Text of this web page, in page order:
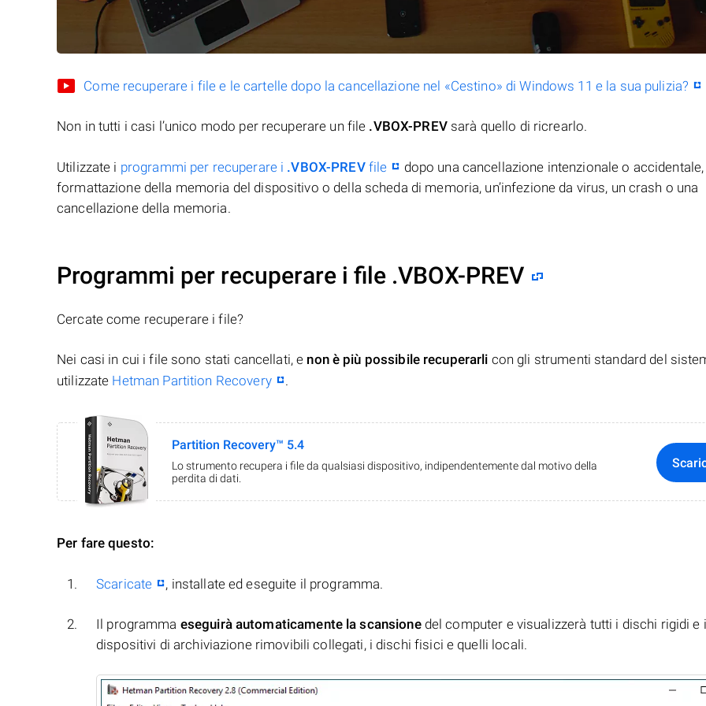
Come recuperare i file e le cartelle dopo la cancellazione nel «Cestino» di Windows 11 e la sua pulizia?
Non in tutti i casi l’unico modo per recuperare un file .VBOX-PREVsarà quello di ricrearlo.
Utilizzate i programmi per recuperare i .VBOX-PREVfile
dopo una cancellazione intenzionale o
formattazione della memoria del dispositivo o della scheda di memoria, un’infezione da virus, un crash o una
cancellazione della memoria.
Programmi per recuperare i file .VBOX-PREV
Cercate come recuperare i file?
Nei casi in cui i file sono stati cancellati, e non è più possibile recuperarli con gli strumenti standard del
utilizzate Hetman Partition Recovery .
Partition Recovery™ 5.4
Lo strumento recupera i file da qualsiasi dispositivo, indipendentemente dal motivo della
perdita di dati.
Per fare questo:
Scaricate , installate ed eseguite il programma.
Il programma eseguirà automaticamente la scansionedel computer e visualizzerà tutti i dischi rigidi e i
dispositivi di archiviazione rimovibili collegati, i dischi fisici e quelli locali.